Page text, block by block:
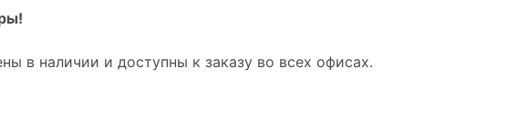
в наличии и доступны к заказу во всех офисах.